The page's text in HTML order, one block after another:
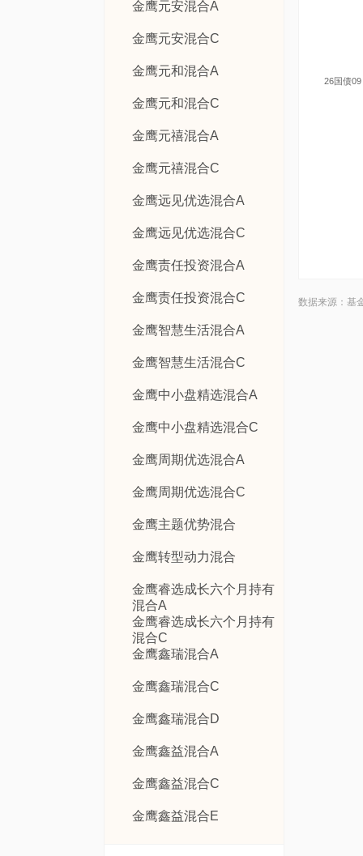
金鹰元安混合A
金鹰元安混合C
金鹰元和混合A
金鹰元和混合C
金鹰元禧混合A
金鹰元禧混合C
金鹰远见优选混合A
金鹰远见优选混合C
金鹰责任投资混合A
金鹰责任投资混合C
金鹰智慧生活混合A
金鹰智慧生活混合C
金鹰中小盘精选混合A
金鹰中小盘精选混合C
金鹰周期优选混合A
金鹰周期优选混合C
金鹰主题优势混合
金鹰转型动力混合
金鹰睿选成长六个月持有
混合A
金鹰睿选成长六个月持有
混合C
金鹰鑫瑞混合A
金鹰鑫瑞混合C
金鹰鑫瑞混合D
金鹰鑫益混合A
金鹰鑫益混合C
金鹰鑫益混合E
26国债09
数据来源：基